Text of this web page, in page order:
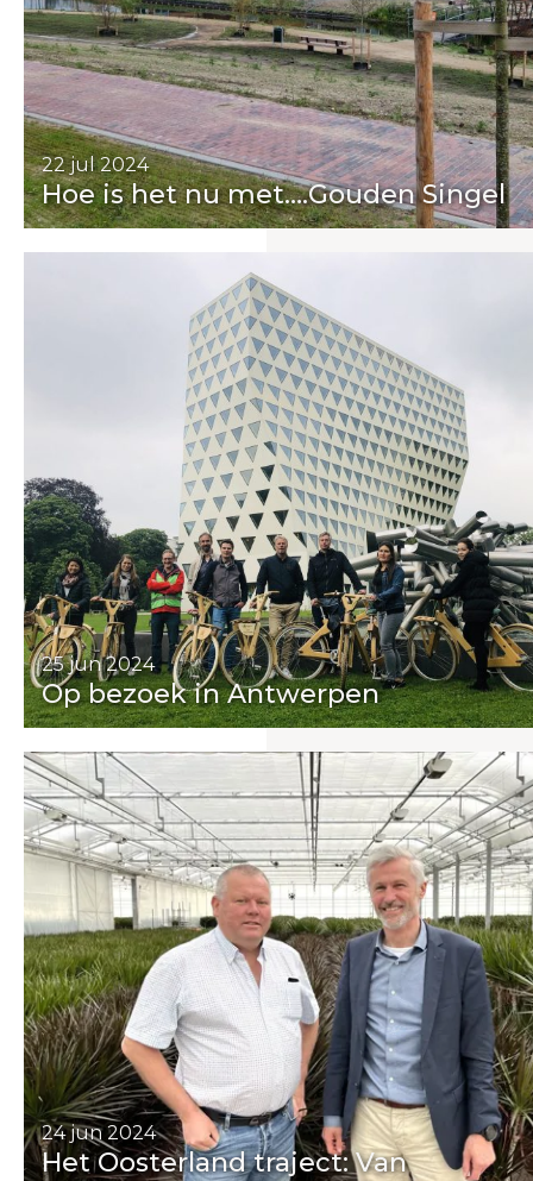
22 jul 2024
Hoe is het nu met….Gouden Singel
25 jun 2024
Op bezoek in Antwerpen
24 jun 2024
Het Oosterland traject: Van